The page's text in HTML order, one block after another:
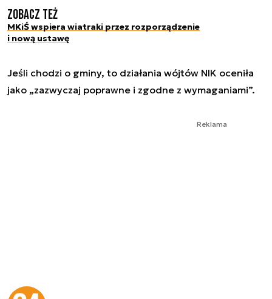
Zobacz też
MKiŚ wspiera wiatraki przez rozporządzenie
i nową ustawę
Jeśli chodzi o gminy, to działania wójtów NIK oceniła
jako „zazwyczaj poprawne i zgodne z wymaganiami”.
Reklama